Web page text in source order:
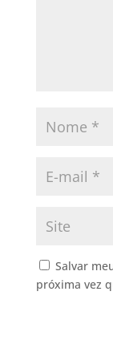
Salvar
próxima vez